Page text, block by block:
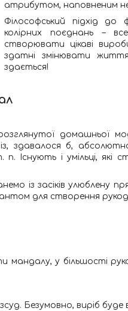
атрибутом, наповненим
Філософський підхід
колірних поєднань –
створювати цікаві
здатні змінювати
здається!
домашньої
здавалося б,
п. Існують і умільці,
із засіків улюблену
для створення
мандалу, у більшості
Безумовно, виріб